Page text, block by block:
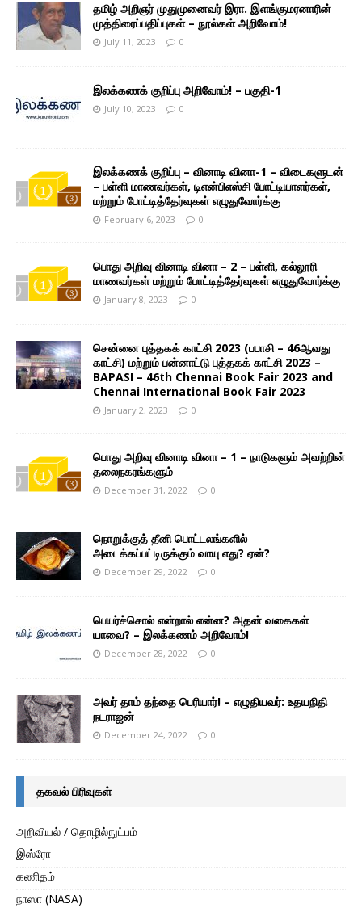
தமிழ் அறிஞர் முதுமுனைவர் இரா. இளங்குமரனாரின்
முத்திரைப்பதிப்புகள் – நூல்கள் அறிவோம்!
July 11, 2023 0
இலக்கணக் குறிப்பு அறிவோம்! – பகுதி-1
July 10, 2023 0
இலக்கணக் குறிப்பு – வினாடி வினா-1 – விடைகளுடன்
– பள்ளி மாணவர்கள், டிஎன்பிஎஸ்சி போட்டியாளர்கள்,
மற்றும் போட்டித்தேர்வுகள் எழுதுவோர்க்கு
February 6, 2023 0
பொது அறிவு வினாடி வினா – 2 – பள்ளி, கல்லூரி
மாணவர்கள் மற்றும் போட்டித்தேர்வுகள் எழுதுவோர்க்கு
January 8, 2023 0
சென்னை புத்தகக் காட்சி 2023 (பபாசி – 46ஆவது
காட்சி) மற்றும் பன்னாட்டு புத்தகக் காட்சி 2023 –
BAPASI – 46th Chennai Book Fair 2023 and
Chennai International Book Fair 2023
January 2, 2023 0
பொது அறிவு வினாடி வினா – 1 – நாடுகளும் அவற்றின்
தலைநகரங்களும்
December 31, 2022 0
நொறுக்குத் தீனி பொட்டலங்களில்
அடைக்கப்பட்டிருக்கும் வாயு எது? ஏன்?
December 29, 2022 0
பெயர்ச்சொல் என்றால் என்ன? அதன் வகைகள்
யாவை? – இலக்கணம் அறிவோம்!
December 28, 2022 0
அவர் தாம் தந்தை பெரியார்! – எழுதியவர்: உதயநிதி
நடராஜன்
December 24, 2022 0
தகவல் பிரிவுகள்
அறிவியல் / தொழில்நுட்பம்
இஸ்ரோ
கணிதம்
நாஸா (NASA)